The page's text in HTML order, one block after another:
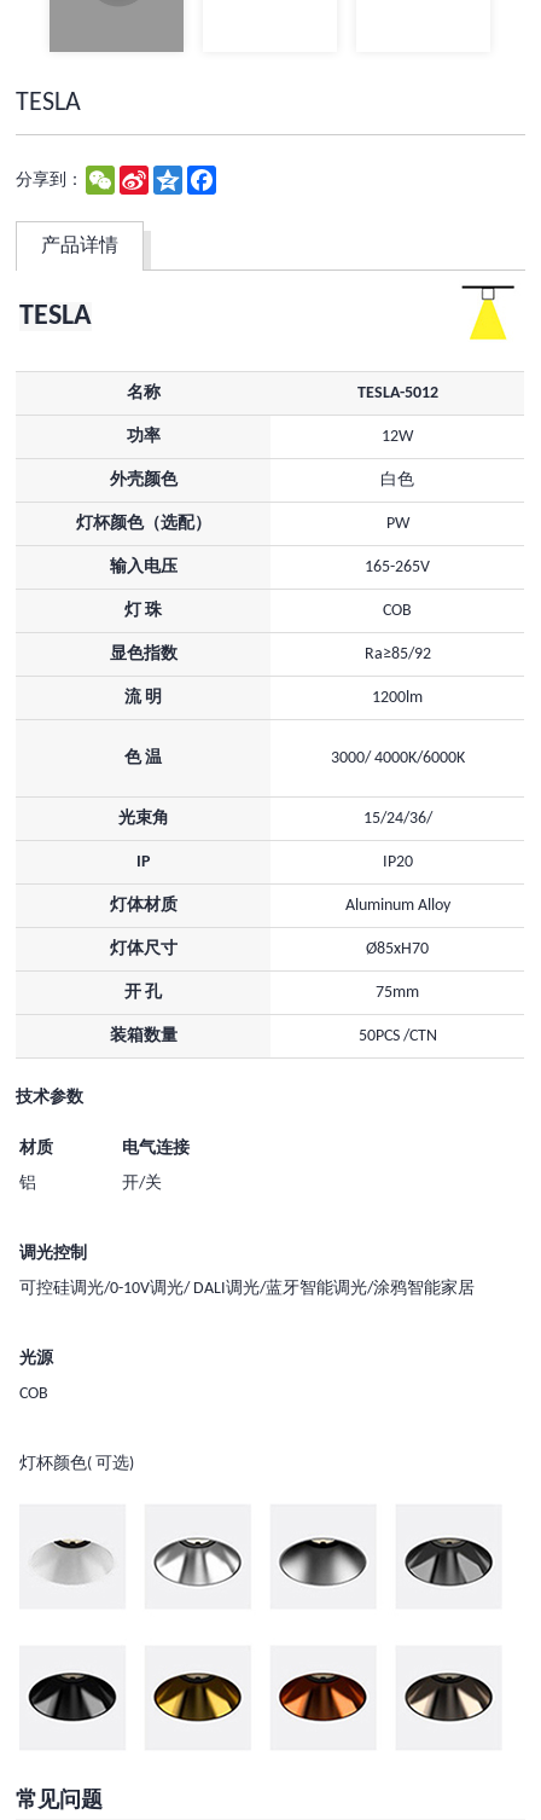
TESLA
分享到： WeChatSina
Weibo
Qzone
产品详情
TESLA
名称 TESLA-5012
功率 12W
外壳颜色 白色
灯杯颜色（选配） PW
输入电压 165-265V
灯 珠 COB
显色指数 Ra≥85/92
流 明 1200lm
色 温 3000/ 4000K/6000K
光束角 15/24/36/
IP IP20
灯体材质 Aluminum Alloy
灯体尺寸 Ø85xH70
开 孔 75mm
装箱数量 50PCS /CTN
技术参数
材质
电气连接
铝
开/关
调光控制
可控硅调光/0-10V调光/ DALI调光/蓝牙智能调光/涂鸦智能家居
光源
COB
灯杯颜色( 可选)
常见问题